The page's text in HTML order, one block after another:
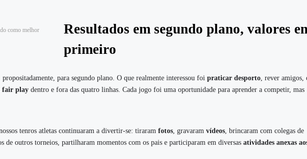
como melhor
Resultados em segundo plano, valores
primeiro
para segundo plano. O que realmente interessou foi praticar desporto, rever amigos,
fair playdentro e fora das quatro linhas. Cada jogo foi uma oportunidade para aprender a competir, mas
tenros atletas continuaram a divertir-se: tiraram fotos, gravaram vídeos, brincaram com colegas de
de outros torneios, partilharam momentos com os pais e participaram em diversas atividades anexas